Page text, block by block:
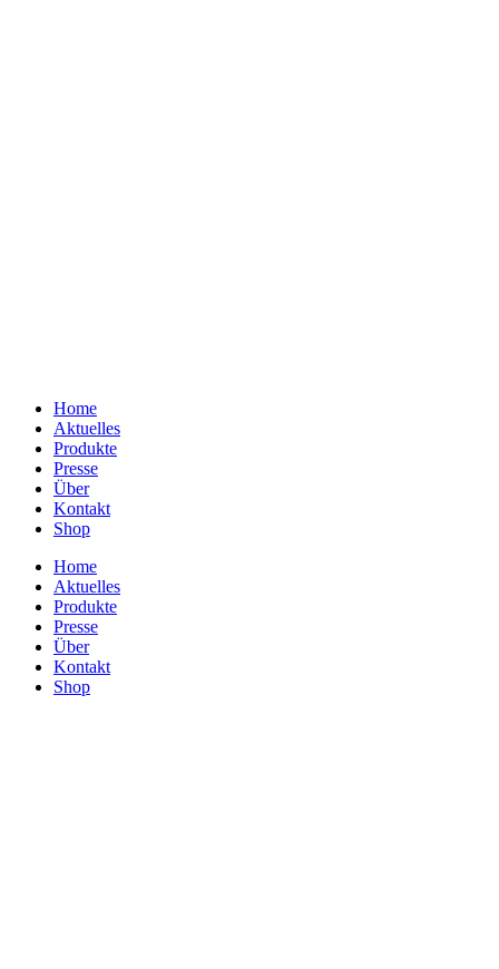
Home
Aktuelles
Produkte
Presse
Über
Kontakt
Shop
Home
Aktuelles
Produkte
Presse
Über
Kontakt
Shop